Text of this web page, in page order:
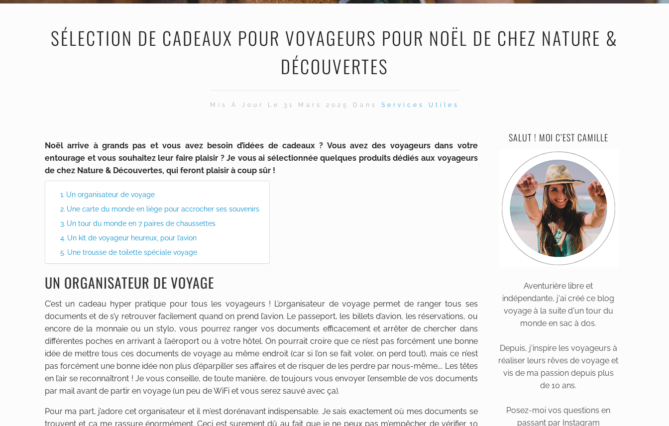
SÉLECTION DE CADEAUX POUR VOYAGEURS POUR NOËL DE CHEZ NATURE &
DÉCOUVERTES
Mis À Jour Le 31 Mars 2025 Dans Services Utiles
Noël arrive à grands pas et vous avez besoin d’idées de cadeaux ? Vous avez des voyageurs dans votre
entourage et vous souhaitez leur faire plaisir ? Je vous ai sélectionnée quelques produits dédiés aux voyageurs
de chez Nature & Découvertes, qui feront plaisir à coup sûr !
Un organisateur de voyage
Une carte du monde en liège pour accrocher ses souvenirs
Un tour du monde en 7 paires de chaussettes
Un kit de voyageur heureux, pour l’avion
Une trousse de toilette spéciale voyage
UN ORGANISATEUR DE VOYAGE
C’est un cadeau hyper pratique pour tous les voyageurs ! L’organisateur de voyage permet de ranger tous ses
documents et de s’y retrouver facilement quand on prend l’avion. Le passeport, les billets d’avion, les réservations, ou
encore de la monnaie ou un stylo, vous pourrez ranger vos documents efficacement et arrêter de chercher dans
différentes poches en arrivant à l’aéroport ou à votre hôtel. On pourrait croire que ce n’est pas forcément une bonne
idée de mettre tous ces documents de voyage au même endroit (car si l’on se fait voler, on perd tout), mais ce n’est
pas forcément une bonne idée non plus d’éparpiller ses affaires et de risquer de les perdre par nous-même…. Les têtes
en l’air se reconnaîtront ! Je vous conseille, de toute manière, de toujours vous envoyer l’ensemble de vos documents
par mail avant de partir en voyage (un peu de WiFi et vous serez sauvé avec ça).
Pour ma part, j’adore cet organisateur et il m’est dorénavant indispensable. Je sais exactement où mes documents se
trouvent et ça me rassure énormément. Ceci est surement dû au fait que je ne peux pas m’empêcher de vérifier 10
SALUT ! MOI C’EST CAMILLE
Aventurière libre et
indépendante, j'ai créé ce blog
voyage à la suite d'un tour du
monde en sac à dos.
Depuis, j'inspire les voyageurs à
réaliser leurs rêves de voyage et
vis de ma passion depuis plus
de 10 ans.
Posez-moi vos questions en
passant par Instagram